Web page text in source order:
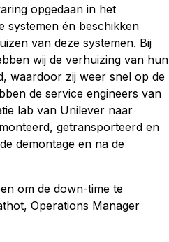
opgedaan in het
systemen én beschikken
van deze systemen. Bij
wij de verhuizing van hun
waardoor zij weer snel op de
de service engineers van
lab van Unilever naar
getransporteerd en
demontage en na de
om de down-time te
Operations Manager